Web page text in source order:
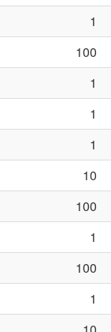
1
100
1
1
1
10
100
1
100
1